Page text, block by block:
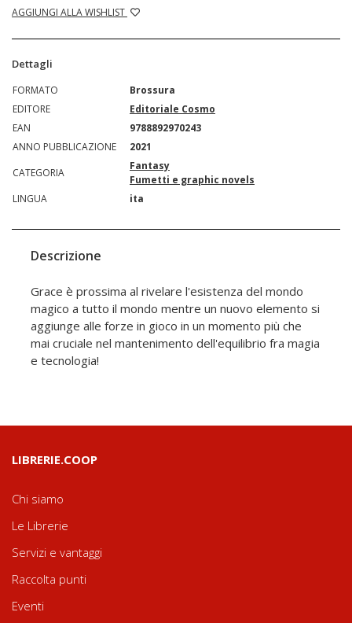
AGGIUNGI ALLA WISHLIST
Dettagli
FORMATO
Brossura
EDITORE
Editoriale Cosmo
EAN
9788892970243
ANNO PUBBLICAZIONE
2021
CATEGORIA
Fantasy
Fumetti e graphic novels
LINGUA
ita
Descrizione
Grace è prossima al rivelare l'esistenza del mondo
magico a tutto il mondo mentre un nuovo elemento si
aggiunge alle forze in gioco in un momento più che
mai cruciale nel mantenimento dell'equilibrio fra magia
e tecnologia!
LIBRERIE.COOP
Chi siamo
Le Librerie
Servizi e vantaggi
Raccolta punti
Eventi